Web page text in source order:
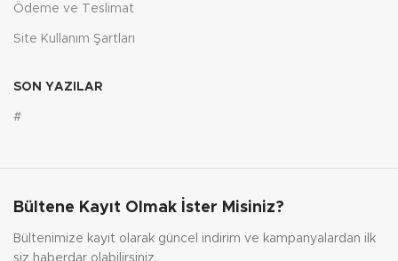
Ödeme ve Teslimat
Site Kullanım Şartları
SON YAZILAR
#
Bültene Kayıt Olmak İster Misiniz?
Bültenimize kayıt olarak güncel indirim ve kampanyalardan ilk